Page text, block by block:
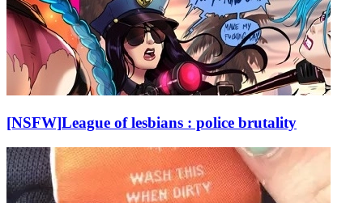
[NSFW]League of lesbians : police brutality